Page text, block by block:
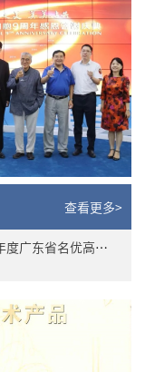
查看更多>
喜报丨cpe脐带精华冻干粉获评“2022年度广东省名优高新技术产品”